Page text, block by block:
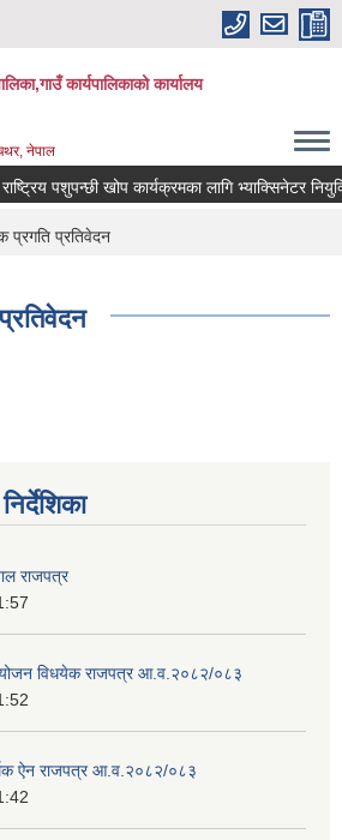
कार्यपालिकाको कार्यालय
नेपाल
पशुपन्छी खोप कार्यक्रमका लागि भ्याक्सिनेटर
प्रगति प्रतिवेदन
राजपत्र
विधयेक राजपत्र आ.व.२०८२/०८३
ऐन राजपत्र आ.व.२०८२/०८३